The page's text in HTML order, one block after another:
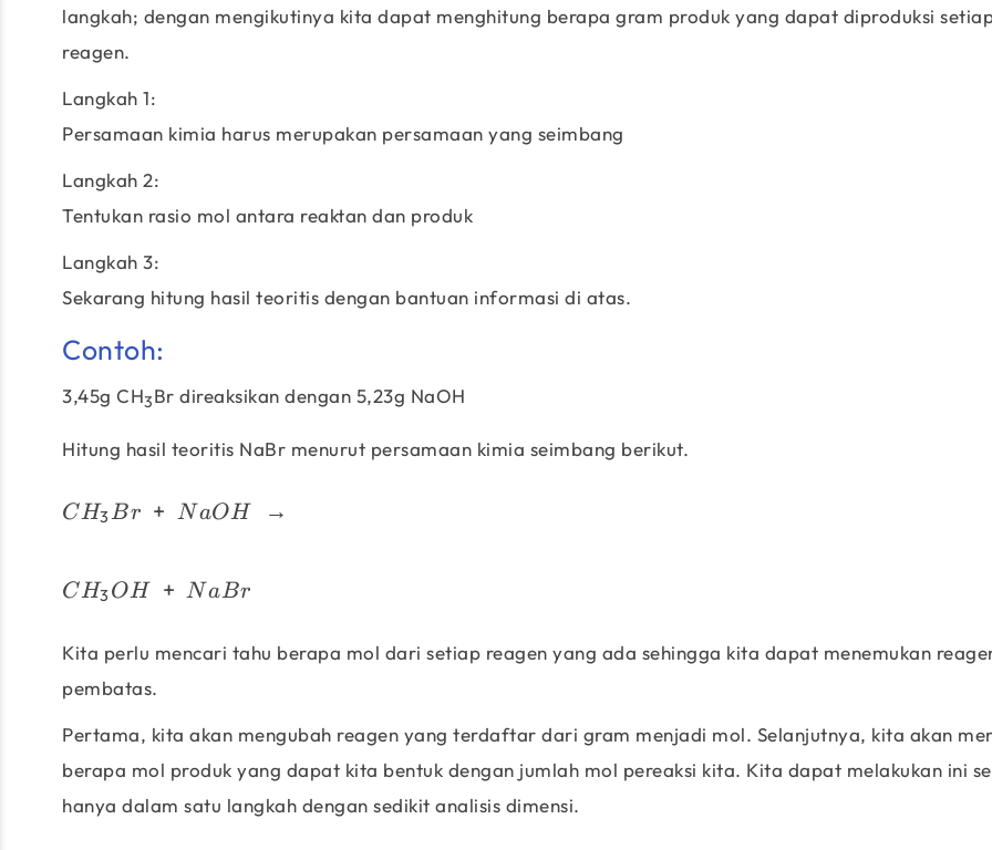
langkah; dengan mengikutinya kita dapat menghitung berapa gram produk yang dapat diproduksi
reagen.
Langkah 1:
Persamaan kimia harus merupakan persamaan yang seimbang
Langkah 2:
Tentukan rasio mol antara reaktan dan produk
Langkah 3:
Sekarang hitung hasil teoritis dengan bantuan informasi di atas.
Contoh:
3,45g CH3Br direaksikan dengan 5,23g NaOH
Hitung hasil teoritis NaBr menurut persamaan kimia seimbang berikut.
C H3 Br + NaO H →
C H3 O H + Na Br
Kita perlu mencari tahu berapa mol dari setiap reagen yang ada sehingga kita dapat menemukan
pembatas.
Pertama, kita akan mengubah reagen yang terdaftar dari gram menjadi mol. Selanjutnya, kita akan
berapa mol produk yang dapat kita bentuk dengan jumlah mol pereaksi kita. Kita dapat melakukan ini
hanya dalam satu langkah dengan sedikit analisis dimensi.